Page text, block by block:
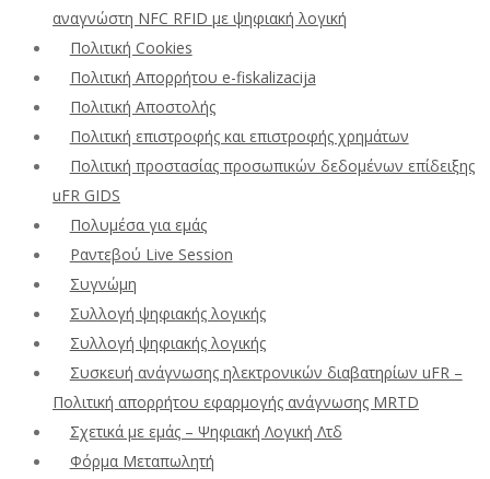
αναγνώστη NFC RFID με ψηφιακή λογική
Πολιτική Cookies
Πολιτική Απορρήτου e-fiskalizacija
Πολιτική Αποστολής
Πολιτική επιστροφής και επιστροφής χρημάτων
Πολιτική προστασίας προσωπικών δεδομένων επίδειξης
uFR GIDS
Πολυμέσα για εμάς
Ραντεβού Live Session
Συγνώμη
Συλλογή ψηφιακής λογικής
Συλλογή ψηφιακής λογικής
Συσκευή ανάγνωσης ηλεκτρονικών διαβατηρίων uFR –
Πολιτική απορρήτου εφαρμογής ανάγνωσης MRTD
Σχετικά με εμάς – Ψηφιακή Λογική Λτδ
Φόρμα Μεταπωλητή